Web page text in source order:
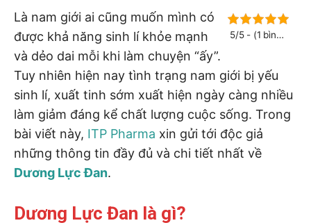
5/5 - (1 bình
Là nam giới ai cũng muốn mình có
được khả năng sinh lí khỏe mạnh
và dẻo dai mỗi khi làm chuyện “ấy”.
Tuy nhiên hiện nay tình trạng nam giới bị yếu
sinh lí, xuất tinh sớm xuất hiện ngày càng nhiều
làm giảm đáng kể chất lượng cuộc sống. Trong
bài viết này, ITP Pharma xin gửi tới độc giả
những thông tin đầy đủ và chi tiết nhất về
Dương Lực Đan.
Dương Lực Đan là gì?